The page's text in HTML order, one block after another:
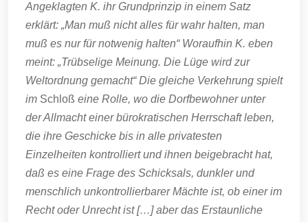
Angeklagten K. ihr Grundprinzip in einem Satz
erklärt: „Man muß nicht alles für wahr halten, man
muß es nur für notwenig halten“ Woraufhin K. eben
meint: „Trübselige Meinung. Die Lüge wird zur
Weltordnung gemacht“ Die gleiche Verkehrung spielt
im Schloß eine Rolle, wo die Dorfbewohner unter
der Allmacht einer bürokratischen Herrschaft leben,
die ihre Geschicke bis in alle privatesten
Einzelheiten kontrolliert und ihnen beigebracht hat,
daß es eine Frage des Schicksals, dunkler und
menschlich unkontrollierbarer Mächte ist, ob einer im
Recht oder Unrecht ist […] aber das Erstaunliche